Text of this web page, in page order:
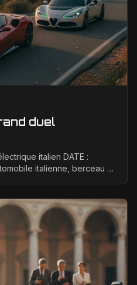
duel
italien DATE :
italienne, berceau de